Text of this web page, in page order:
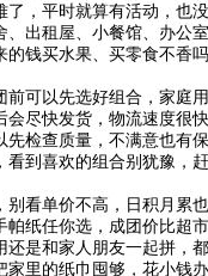
了，平时就算有活动，也
出租屋、小餐馆、办公
钱买水果、买零食不香吗
可以先选好组合，家庭
尽快发货，物流速度很
先检查质量，不满意也有
到喜欢的组合别犹豫，
看单价不高，日积月累
纸任你选，成团价比超
是和家人朋友一起拼，
里的纸巾囤够，花小钱